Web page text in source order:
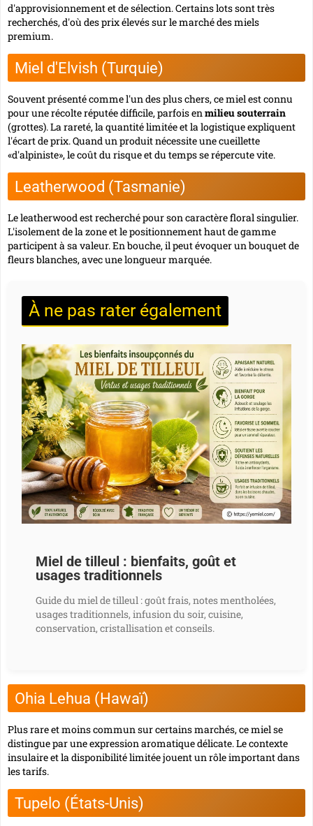
d'approvisionnement et de sélection. Certains lots sont très
recherchés, d'où des prix élevés sur le marché des miels
premium.
Miel d'Elvish (Turquie)
Souvent présenté comme l'un des plus chers, ce miel est connu
pour une récolte réputée difficile, parfois en milieu souterrain
(grottes). La rareté, la quantité limitée et la logistique expliquent
l'écart de prix. Quand un produit nécessite une cueillette
«d'alpiniste», le coût du risque et du temps se répercute vite.
Leatherwood (Tasmanie)
Le leatherwood est recherché pour son caractère floral singulier.
L'isolement de la zone et le positionnement haut de gamme
participent à sa valeur. En bouche, il peut évoquer un bouquet de
fleurs blanches, avec une longueur marquée.
À ne pas rater également
Miel de tilleul : bienfaits, goût et
usages traditionnels
Guide du miel de tilleul : goût frais, notes mentholées,
usages traditionnels, infusion du soir, cuisine,
conservation, cristallisation et conseils.
Ohia Lehua (Hawaï)
Plus rare et moins commun sur certains marchés, ce miel se
distingue par une expression aromatique délicate. Le contexte
insulaire et la disponibilité limitée jouent un rôle important dans
les tarifs.
Tupelo (États-Unis)